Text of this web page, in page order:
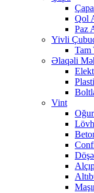
Qol
Paz
Yivli
Tam
Əlaqəli
Vint